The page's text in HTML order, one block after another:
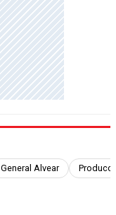
General Alvear